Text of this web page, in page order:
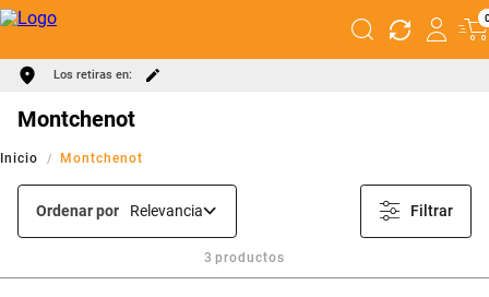
Los retiras en:
Montchenot
Montchenot
Ordenar por Relevancia Filtrar
3 productos